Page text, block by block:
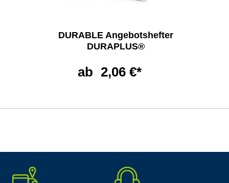
DURABLE Angebotshefter
DURAPLUS®
ab 2,06 €*